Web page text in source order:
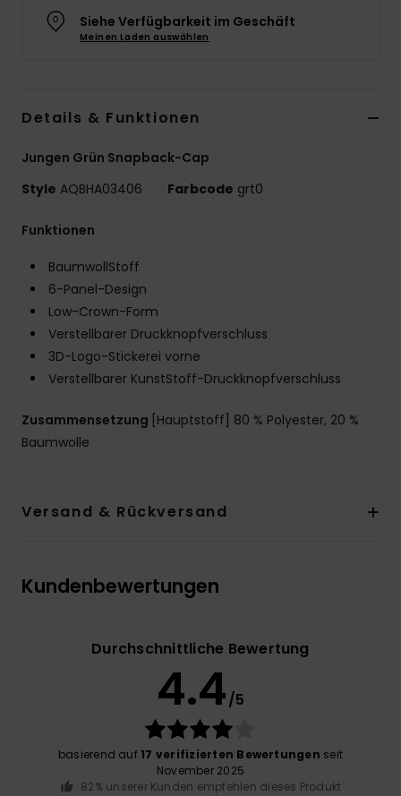
Siehe Verfügbarkeit im Geschäft
Meinen Laden auswählen
Details & Funktionen
Jungen Grün Snapback-Cap
Style AQBHA03406 Farbcode grt0
Funktionen
BaumwollStoff
6-Panel-Design
Low-Crown-Form
Verstellbarer Druckknopfverschluss
3D-Logo-Stickerei vorne
Verstellbarer KunstStoff-Druckknopfverschluss
Zusammensetzung [Hauptstoff] 80 % Polyester, 20 %
Baumwolle
Versand & Rückversand
Kundenbewertungen
Durchschnittliche Bewertung
4.4/5
basierend auf 17 verifizierten Bewertungen seit
November 2025
82% unserer Kunden empfehlen dieses Produkt